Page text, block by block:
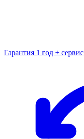
Гарантия 1 год + сервис